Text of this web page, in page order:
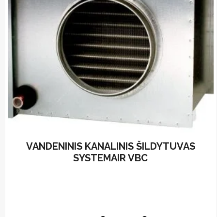
be
chosen
on
the
product
page
VANDENINIS KANALINIS ŠILDYTUVAS
SYSTEMAIR VBC